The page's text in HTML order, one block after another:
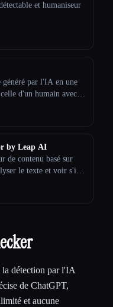
et humaniseur
par l'IA en une
d'un humain avec
by Leap AI
de contenu basé sur
le texte et voir s'il a
non. Outil AI Checker,
détection par l'IA
de ChatGPT,
et aucune